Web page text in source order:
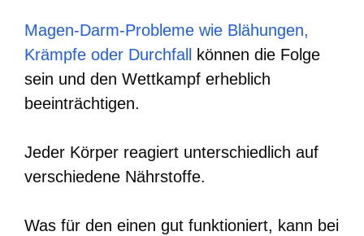
Magen-Darm-Probleme wie Blähungen,
Krämpfe oder Durchfall
können die Folge
sein und den Wettkampf erheblich
beeinträchtigen.
Jeder Körper reagiert unterschiedlich auf
verschiedene Nährstoffe.
Was für den einen gut funktioniert, kann bei